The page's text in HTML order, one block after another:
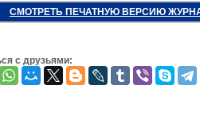
СМОТРЕТЬ ПЕЧАТНУЮ ВЕРСИЮ
с друзьями: